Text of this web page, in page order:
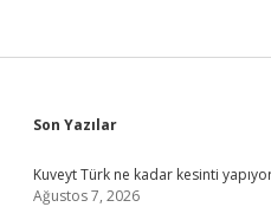
Sidebar
Son Yazılar
Kuveyt Türk ne kadar kesinti
Ağustos 7, 2026